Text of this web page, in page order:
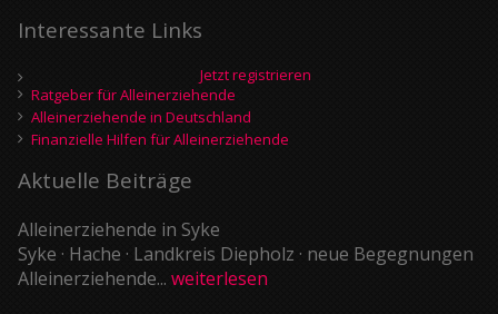
Interessante Links
Jetzt registrieren
Ratgeber für Alleinerziehende
Alleinerziehende in Deutschland
Finanzielle Hilfen für Alleinerziehende
Aktuelle Beiträge
Alleinerziehende in Syke
Syke · Hache · Landkreis Diepholz · neue Begegnungen
Alleinerziehende... weiterlesen